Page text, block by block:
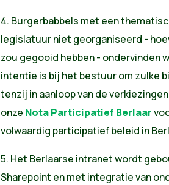
4. Burgerbabbels met een
legislatuur niet georganiseerd -
zou gegooid hebben - ondervinden
intentie is bij het bestuur om zulke
tenzij in aanloop van de
onze Nota Participatief Berlaar
volwaardig participatief beleid in
5. Het Berlaarse intranet wordt
Sharepoint en met integratie van